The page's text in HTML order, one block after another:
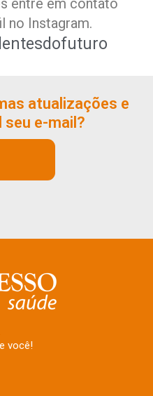
entre em contato
no Instagram.
atualizações e
seu e-mail?
você!